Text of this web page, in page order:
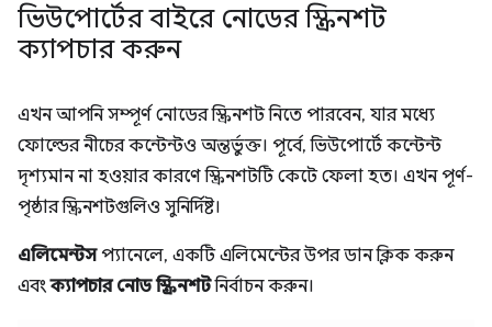
ভিউপোর্টের বাইরে নোডের স্ক্রিনশট
ক্যাপচার করুন
এখন আপনি সম্পূর্ণ নোডের স্ক্রিনশট নিতে পারবেন, যার মধ্যে
ফোল্ডের নীচের কন্টেন্টও অন্তর্ভুক্ত। পূর্বে, ভিউপোর্টে কন্টেন্ট
দৃশ্যমান না হওয়ার কারণে স্ক্রিনশটটি কেটে ফেলা হত। এখন পূর্ণ-
পৃষ্ঠার স্ক্রিনশটগুলিও সুনির্দিষ্ট।
এলিমেন্টসপ্যানেলে, একটি এলিমেন্টের উপর ডান ক্লিক করুন
এবংক্যাপচার নোড স্ক্রিনশটনির্বাচন করুন।